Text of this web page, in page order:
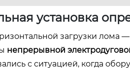
установка
загрузки лома
непрерывной
с ситуацией, когда